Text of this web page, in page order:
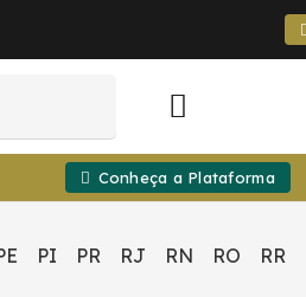
Conheça a Plataforma
PI PR RJ RN RO RR